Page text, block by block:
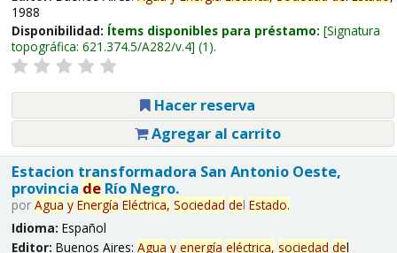
1988
Disponibilidad: Ítems disponibles para préstamo: Signatura
topográfica: 621.374.5/A282/v.4 (1).
Hacer reserva
Agregar al carrito
Estacion transformadora San Antonio Oeste,
provincia deRío Negro.
por Agua y Energía Eléctrica, Sociedad del Estado.
Idioma: Español
Editor: Buenos Aires: Agua y energía eléctrica, sociedad del